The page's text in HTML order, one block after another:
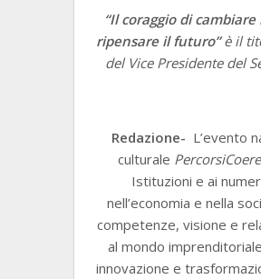
“Il coraggio di
ripensare il futuro”è il
del Vice Presidente del
Redazione- L’evento
culturale
Istituzioni e ai
nell’economia e nella
competenze, visione e
al mondo
innovazione e